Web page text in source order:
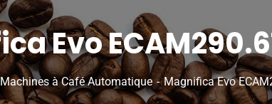
Evo
Machines à Café Automatique Magnifica Evo